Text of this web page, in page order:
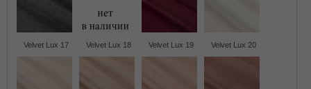
Velvet Lux 17 Velvet Lux 18 Velvet Lux 19 Velvet Lux 20